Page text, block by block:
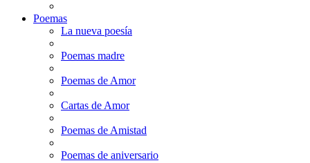
Poemas
La nueva poesía
Poemas madre
Poemas de Amor
Cartas de Amor
Poemas de Amistad
Poemas de aniversario